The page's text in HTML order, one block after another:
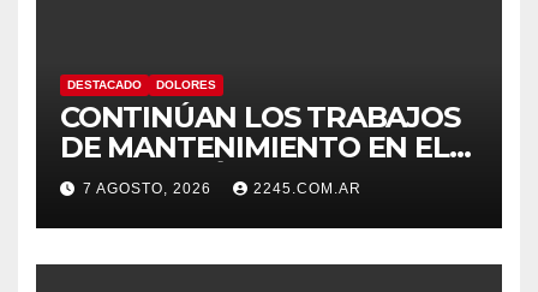
DESTACADO DOLORES
CONTINÚAN LOS TRABAJOS
DE MANTENIMIENTO EN EL
SISTEMA HÍDRICO DE
DOLORES
7 AGOSTO, 2026 2245.COM.AR